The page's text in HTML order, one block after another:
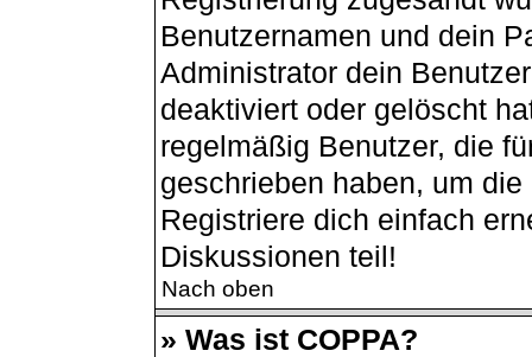
Benutzernamen und dein
Administrator dein
deaktiviert oder gelöscht
regelmäßig Benutzer, die
geschrieben haben, um
Registriere dich einfach
Diskussionen teil!
Nach oben
» Was ist COPPA?